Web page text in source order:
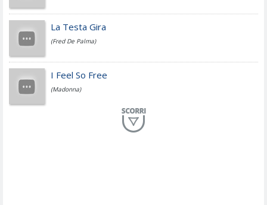
Fedez
Simone Cristicchi
La Testa Gira
(Fred De Palma)
I Feel So Free
(Madonna)